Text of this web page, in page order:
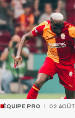
ÉQUIPE PRO 02 AOÛT